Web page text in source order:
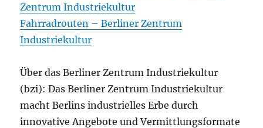
Zentrum Industriekultur
Fahrradrouten – Berliner Zentrum
Industriekultur
Über das Berliner Zentrum Industriekultur
(bzi): Das Berliner Zentrum Industriekultur
macht Berlins industrielles Erbe durch
innovative Angebote und Vermittlungsformate